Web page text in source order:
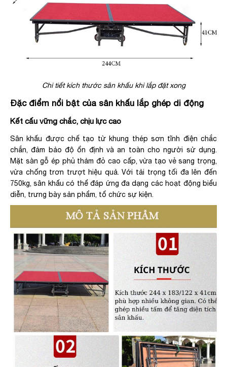
Chi tiết kích thước sân khấu khi lắp đặt xong
Đặc điểm nổi bật của sân khấu lắp ghép di động
Kết cấu vững chắc, chịu lực cao
Sân khấu được chế tạo từ khung thép sơn tĩnh điện chắc
chắn, đảm bảo độ ổn định và an toàn cho người sử dụng.
Mặt sàn gỗ ép phủ thảm đỏ cao cấp, vừa tạo vẻ sang trọng,
vừa chống trơn trượt hiệu quả. Với tải trọng tối đa lên đến
750kg, sân khấu có thể đáp ứng đa dạng các hoạt động biểu
diễn, trưng bày sản phẩm, tổ chức sự kiện.